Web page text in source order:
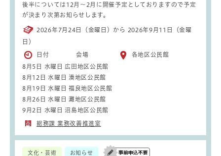
後半については12月～2月に開催予定としておりますので予定
が決まり次第お知らせします。
2026年7月24日（金曜日）から 2026年9月11日（金曜
日）
日付 会場
8月5日 水曜日 広田地区公民館
8月12日 水曜日 湊地区公民館
8月19日 水曜日 福良地区公民館
8月26日 水曜日 灘地区公民館
9月2日 水曜日 沼島地区公民館
各地区公民館
総務課 業務改善推進室
文化・芸術 お知らせ